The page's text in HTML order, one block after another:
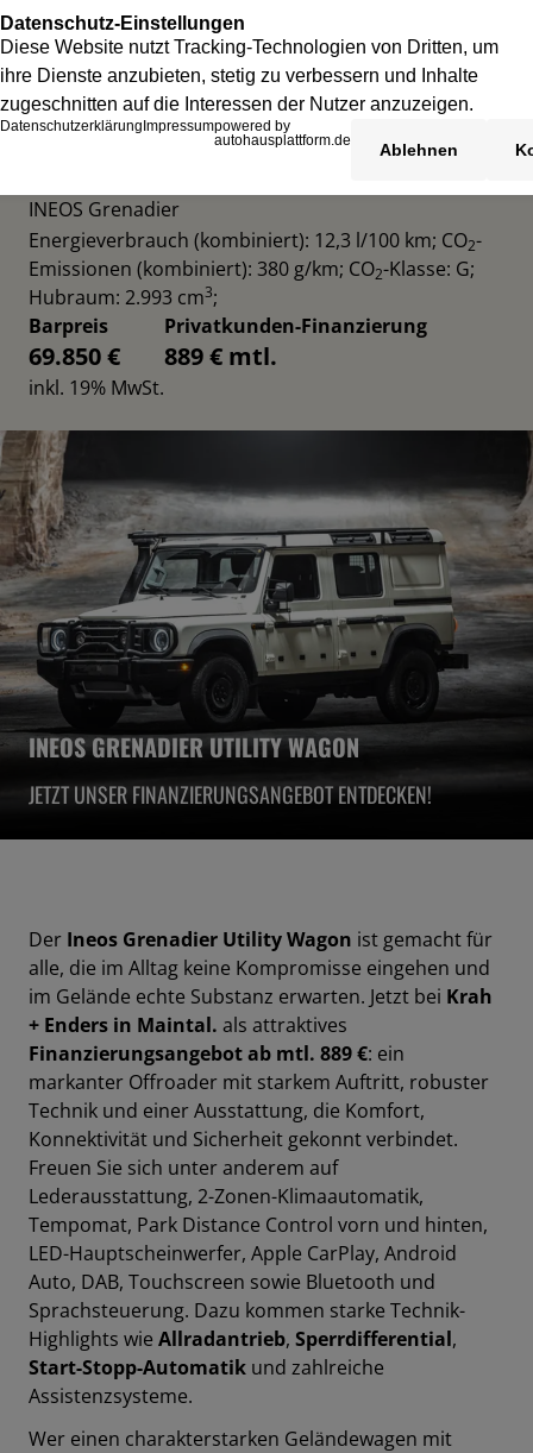
INEOS Grenadier
Energieverbrauch (kombiniert): 12,3 l/100 km; CO2-
Emissionen (kombiniert): 380 g/km; CO2-Klasse: G;
Hubraum: 2.993 cm3;
Barpreis
69.850 €
inkl. 19% MwSt.
Privatkunden-Finanzierung
889 € mtl.
INEOS GRENADIER UTILITY WAGON
JETZT UNSER FINANZIERUNGSANGEBOT ENTDECKEN!
Der Ineos Grenadier Utility Wagon ist gemacht für
alle, die im Alltag keine Kompromisse eingehen und
im Gelände echte Substanz erwarten. Jetzt bei Krah
+ Enders in Maintal. als attraktives
Finanzierungsangebot ab mtl. 889 €: ein
markanter Offroader mit starkem Auftritt, robuster
Technik und einer Ausstattung, die Komfort,
Konnektivität und Sicherheit gekonnt verbindet.
Freuen Sie sich unter anderem auf
Lederausstattung, 2-Zonen-Klimaautomatik,
Tempomat, Park Distance Control vorn und hinten,
LED-Hauptscheinwerfer, Apple CarPlay, Android
Auto, DAB, Touchscreen sowie Bluetooth und
Sprachsteuerung. Dazu kommen starke Technik-
Highlights wie Allradantrieb, Sperrdifferential,
Start-Stopp-Automatik und zahlreiche
Assistenzsysteme.
Wer einen charakterstarken Geländewagen mit